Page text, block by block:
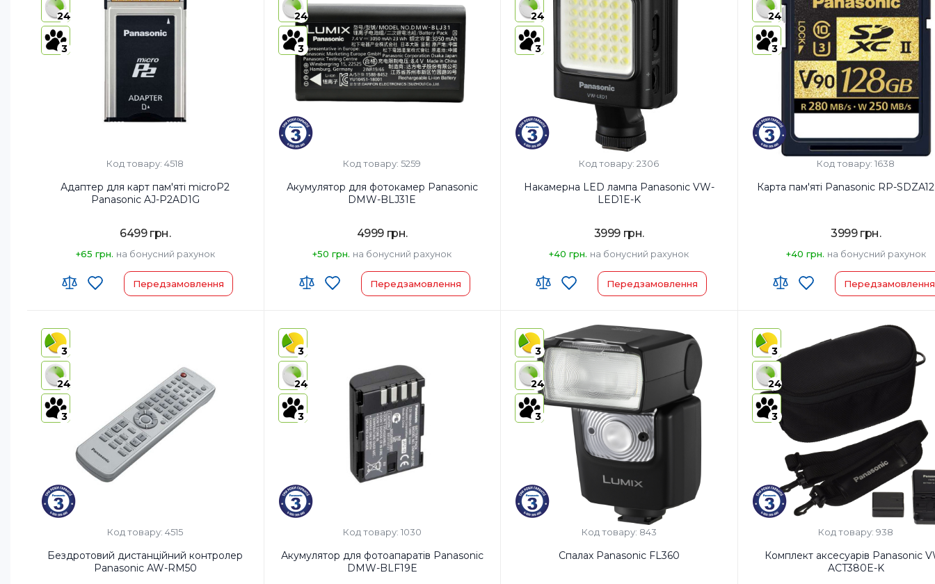
24
3
Код товару: 4518
Адаптер для карт пам'яті microP2
Panasonic AJ-P2AD1G
6499 грн.
+65 грн. на бонусний рахунок
Передзамовлення
Страна регистрации бренда:
24
3
Код товару: 5259
Акумулятор для фотокамер Panasonic
DMW-BLJ31E
4999 грн.
+50 грн. на бонусний рахунок
Передзамовлення
Країна-виробник товару:
Страна регистрации бренда:
24
3
Код товару: 2306
Накамернa LED лампа Panasonic VW-
LED1E-K
3999 грн.
+40 грн. на бонусний рахунок
Передзамовлення
Страна регистрации бренда:
24
3
Код товару: 1638
Карта пам'яті Panasonic RP-
3999 грн.
+40 грн. на бонусний рахунок
Передзамовлення
Страна регистрации бренда:
3
24
3
Код товару: 4515
Бездротовий дистанційний контролер
Panasonic AW-RM50
3
24
3
Код товару: 1030
Акумулятор для фотоапаратів Panasonic
DMW-BLF19E
3
24
3
Код товару: 843
Спалах Panasonic FL360
3
24
3
Код товару: 938
Комплект аксесуарів Panasonic
ACT380E-K